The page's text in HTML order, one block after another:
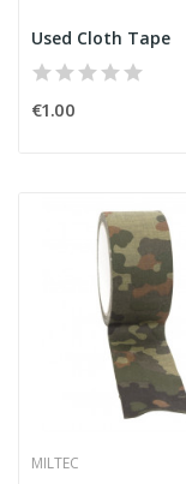
Used Cloth Tape
€1.00
MILTEC